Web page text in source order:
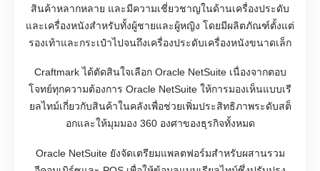
สินค้าหลากหลาย และมีความเชี่ยวชาญในด้านเครื่องประดับ
และเครื่องหนังสำหรับทั้งผู้ชายและผู้หญิง โดยมีผลิตภัณฑ์ตั้งแต่
รองเท้าและกระเป๋าไปจนถึงเครื่องประดับเครื่องหนังขนาดเล็ก
Craftmark ได้ตัดสินใจเลือก Oracle NetSuite เนื่องจากตอบ
โจทย์ทุกความต้องการ Oracle NetSuite ให้การมองเห็นแบบเรี
ยลไทม์เกี่ยวกับสินค้าในคลังเพื่อช่วยเพิ่มประสิทธิภาพระดับสต็
อกและให้มุมมอง 360 องศาของธุรกิจทั้งหมด
Oracle NetSuite ยังจัดเตรียมแพลตฟอร์มสำหรับผสานรวม